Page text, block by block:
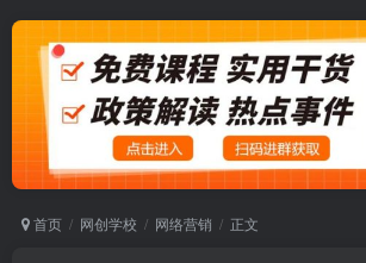
首页 网创学校 网络营销 正文